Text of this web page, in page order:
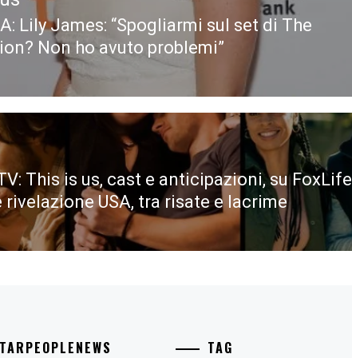
Lily James: “Spogliarmi sul set di The
Non ho avuto problemi”
This is us, cast e anticipazioni, su FoxLife
rivelazione USA, tra risate e lacrime
TAG